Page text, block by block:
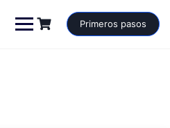
Primeros pasos